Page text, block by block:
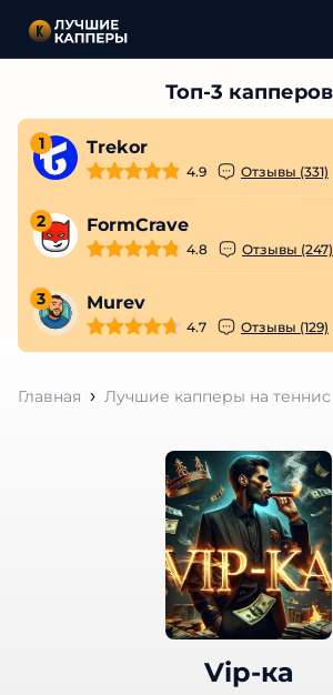
1 Trekor
4.9 Отзывы (331)
2 FormCrave
4.8 Отзывы (247)
3 Murev
4.7 Отзывы (129)
Главная Лучшие капперы на теннис
Vip-ка